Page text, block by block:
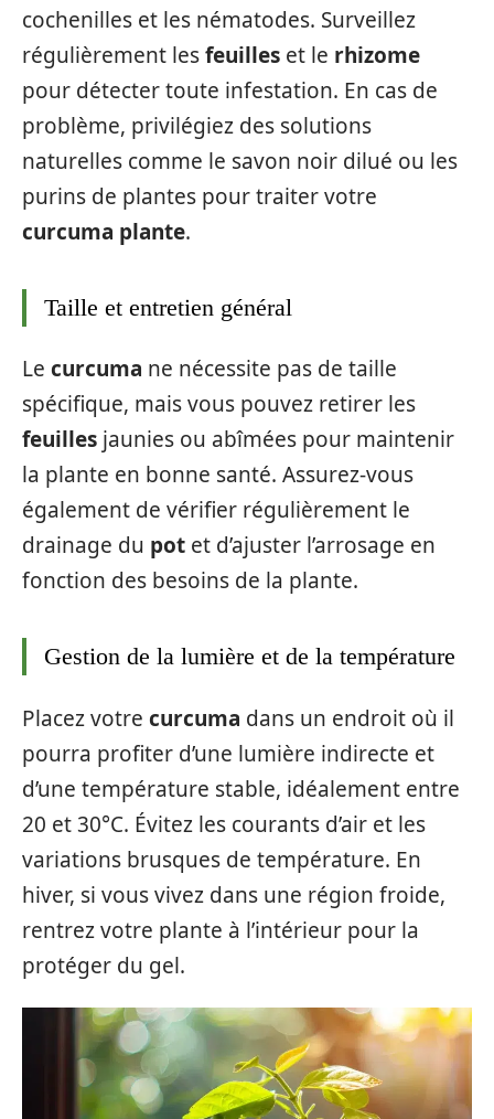
cochenilles et les nématodes. Surveillez
régulièrement lesfeuilles et le rhizome
pour détecter toute infestation. En cas de
problème, privilégiez des solutions
naturelles comme le savon noir dilué ou les
purins de plantes pour traiter votre
curcuma plante.
Taille et entretien général
Le curcuma ne nécessite pas de taille
spécifique, mais vous pouvez retirer les
feuilles jaunies ou abîmées pour maintenir
la plante en bonne santé. Assurez-vous
également de vérifier régulièrement le
drainage du pot et d’ajuster l’arrosage en
fonction des besoins de la plante.
Gestion de la lumière et de la température
Placez votre curcuma dans un endroit où il
pourra profiter d’une lumière indirecte et
d’une température stable, idéalement entre
20 et 30°C. Évitez les courants d’air et les
variations brusques de température. En
hiver, si vous vivez dans une région froide,
rentrez votre plante à l’intérieur pour la
protéger du gel.